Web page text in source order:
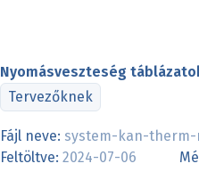
Nyomásveszteség
Tervezőknek
Fájl neve: system-kan-therm-
Feltöltve: 2024-07-06